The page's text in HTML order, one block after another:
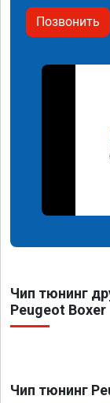
Позвонить
Чип тюнинг
Peugeot Boxer
Чип тюнинг